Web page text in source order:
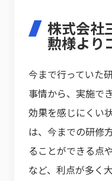
株式会
勲様より
今まで行っていた
事情から、実施で
効果を感じにくい
は、今までの研修
ることができる点
など、利点が多く